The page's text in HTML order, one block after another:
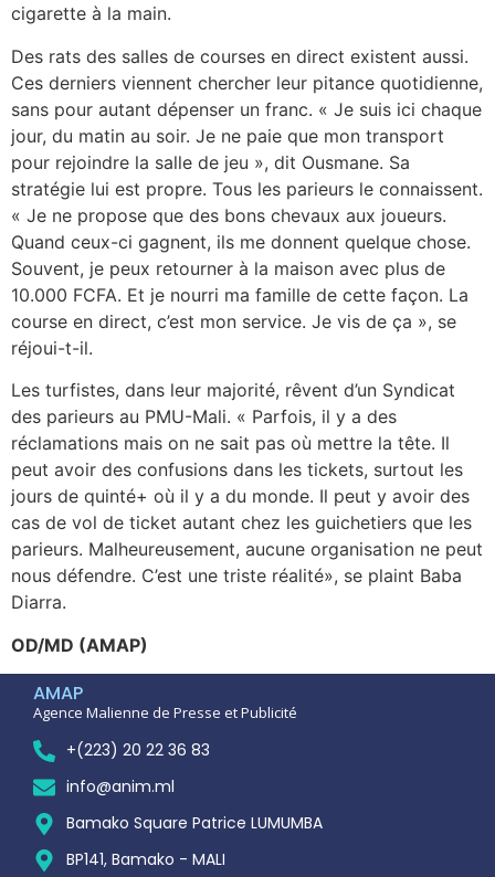
cigarette à la main.
Des rats des salles de courses en direct existent aussi.
Ces derniers viennent chercher leur pitance quotidienne,
sans pour autant dépenser un franc. « Je suis ici chaque
jour, du matin au soir. Je ne paie que mon transport
pour rejoindre la salle de jeu », dit Ousmane. Sa
stratégie lui est propre. Tous les parieurs le connaissent.
« Je ne propose que des bons chevaux aux joueurs.
Quand ceux-ci gagnent, ils me donnent quelque chose.
Souvent, je peux retourner à la maison avec plus de
10.000 FCFA. Et je nourri ma famille de cette façon. La
course en direct, c’est mon service. Je vis de ça », se
réjoui-t-il.
Les turfistes, dans leur majorité, rêvent d’un Syndicat
des parieurs au PMU-Mali. « Parfois, il y a des
réclamations mais on ne sait pas où mettre la tête. Il
peut avoir des confusions dans les tickets, surtout les
jours de quinté+ où il y a du monde. Il peut y avoir des
cas de vol de ticket autant chez les guichetiers que les
parieurs. Malheureusement, aucune organisation ne peut
nous défendre. C’est une triste réalité», se plaint Baba
Diarra.
OD/MD (AMAP)
AMAP
Agence Malienne de Presse et Publicité
+(223) 20 22 36 83
info@anim.ml
Bamako Square Patrice LUMUMBA
BP141, Bamako - MALI